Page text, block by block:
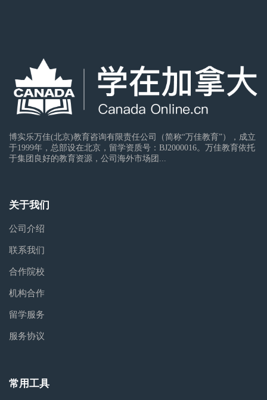
博实乐万佳(北京)教育咨询有限责任公司（简称“万佳教育”），成立
于1999年，总部设在北京，留学资质号：BJ2000016。万佳教育依托
于集团良好的教育资源，公司海外市场团...
关于我们
公司介绍
联系我们
合作院校
机构合作
留学服务
服务协议
常用工具